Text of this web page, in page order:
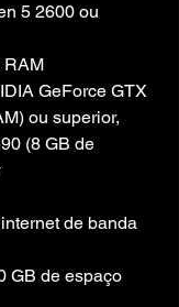
5 2600 ou
RAM
GeForce GTX
ou superior,
(8 GB de
de banda
GB de espaço